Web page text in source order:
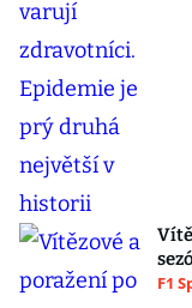
F1